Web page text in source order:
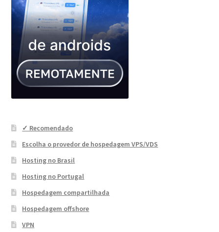
✓ Recomendado
Escolha o provedor de hospedagem VPS/VDS
Hosting no Brasil
Hosting no Portugal
Hospedagem compartilhada
Hospedagem offshore
VPN